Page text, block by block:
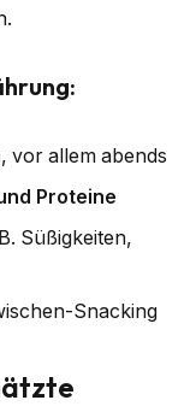
, vor allem abends
Proteine
Süßigkeiten,
Snacking